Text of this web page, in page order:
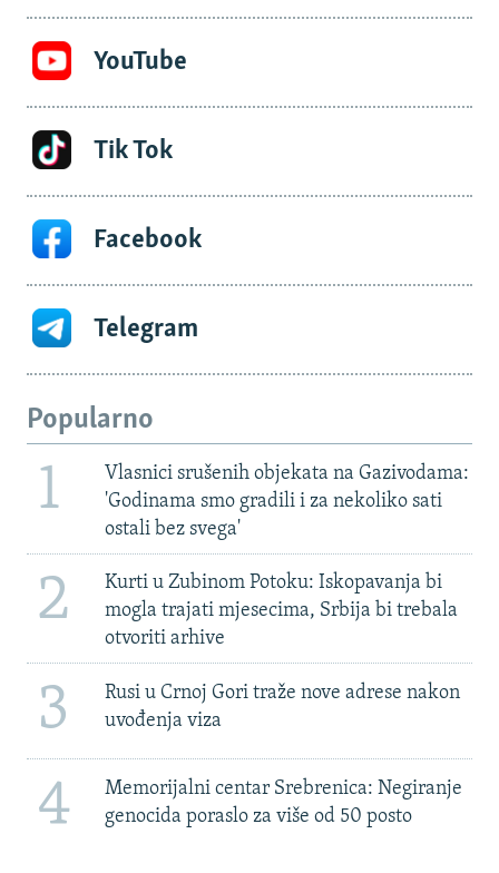
YouTube
Tik Tok
Facebook
Telegram
Popularno
1
Vlasnici srušenih objekata na Gazivodama:
'Godinama smo gradili i za nekoliko sati
ostali bez svega'
2
Kurti u Zubinom Potoku: Iskopavanja bi
mogla trajati mjesecima, Srbija bi trebala
otvoriti arhive
3
Rusi u Crnoj Gori traže nove adrese nakon
uvođenja viza
4
Memorijalni centar Srebrenica: Negiranje
genocida poraslo za više od 50 posto